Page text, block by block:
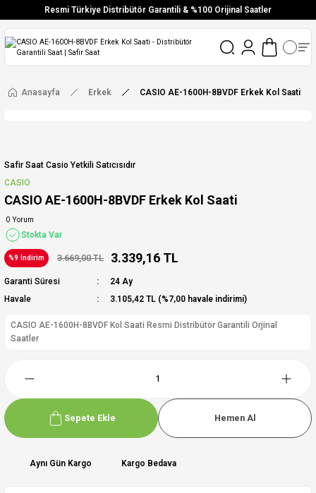
Resmi Türkiye Distribütör Garantili & %100 Orijinal Saatler
Vade Farksız 6 Taksit
Ücretsiz Kargo
Anasayfa Erkek CASIO AE-1600H-8BVDF Erkek Kol Saati
Safir Saat Casio Yetkili Satıcısıdır
CASIO
CASIO AE-1600H-8BVDF Erkek Kol Saati
0 Yorum
Stokta Var
%9 İndirim 3.669,00 TL 3.339,16 TL
Garanti Süresi
24 Ay
Havale
3.105,42 TL (%7,00 havale indirimi)
CASIO AE-1600H-8BVDF Kol Saati Resmi Distribütör Garantili Orjinal
Saatler
Sepete Ekle Hemen Al
Aynı Gün Kargo Kargo Bedava